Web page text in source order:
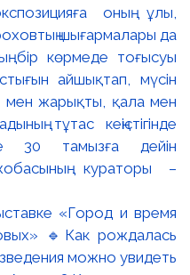
оның ұлы,
шығармалары да
бір көрмеде тоғысуы
айшықтап, мүсін
мен жарықты, қала мен
тұтас кеңістігінде
30 тамызға дейін
кураторы –